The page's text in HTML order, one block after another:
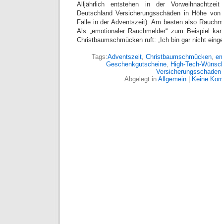
Alljährlich entstehen in der
Deutschland Versicherungsschäden in Höhe
Fälle in der Adventszeit). Am besten also
Als „emotionaler Rauchmelder“ zum Beispiel
Christbaumschmücken ruft: „Ich bin gar nicht
Tags:Adventszeit, Christbaumschmücken,
Geschenkgutscheine, High-Tech-
Versicherungsschaden
Abgelegt in Allgemein Keine